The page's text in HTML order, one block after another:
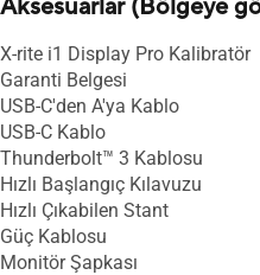
Aksesuarlar (Bölgeye
X-rite i1 Display Pro Kalibratör
Garanti Belgesi
USB-C'den A'ya Kablo
USB-C Kablo
Thunderbolt™ 3 Kablosu
Hızlı Başlangıç Kılavuzu
Hızlı Çıkabilen Stant
Güç Kablosu
Monitör Şapkası